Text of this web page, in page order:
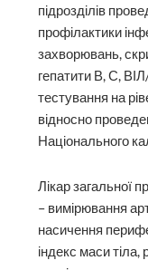
підрозділів
профілактики
захворювань,
гепатити В, С,
тестування на
відносно
Національного
Лікар загальної
– вимірювання
насичення
індекс маси